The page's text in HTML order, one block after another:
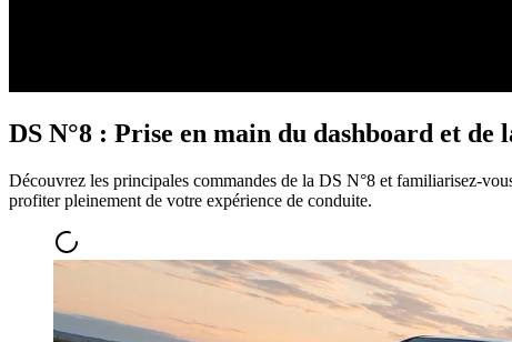
DS N°8 : Prise en main du dashboard et de
Découvrez les principales commandes de la DS N°8 et familiarisez-
profiter pleinement de votre expérience de conduite.